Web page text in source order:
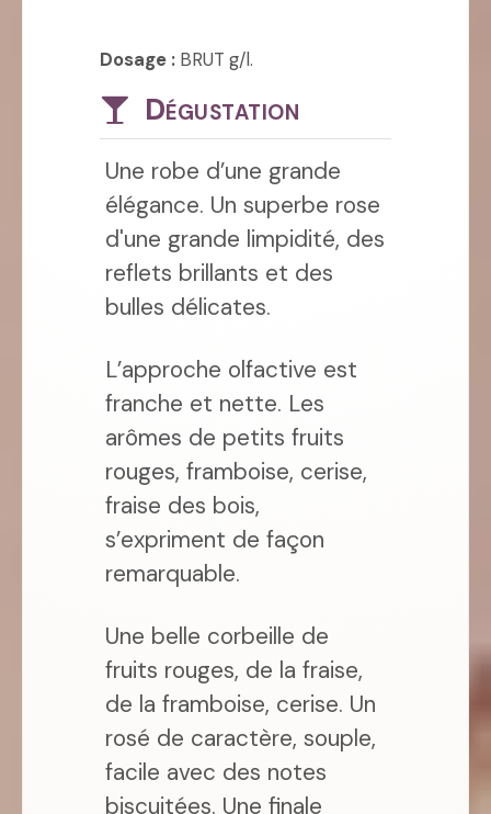
Dosage : BRUT g/l.
Dégustation
Une robe d’une grande
élégance. Un superbe rose
d'une grande limpidité, des
reflets brillants et des
bulles délicates.
L’approche olfactive est
franche et nette. Les
arômes de petits fruits
rouges, framboise, cerise,
fraise des bois,
s’expriment de façon
remarquable.
Une belle corbeille de
fruits rouges, de la fraise,
de la framboise, cerise. Un
rosé de caractère, souple,
facile avec des notes
biscuitées. Une finale